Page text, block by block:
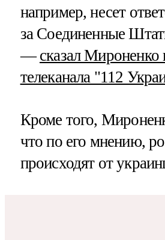
например, несет
за Соединенные
—сказал Мироненко
телеканала "112
Кроме того,
что по его мнению,
происходят от